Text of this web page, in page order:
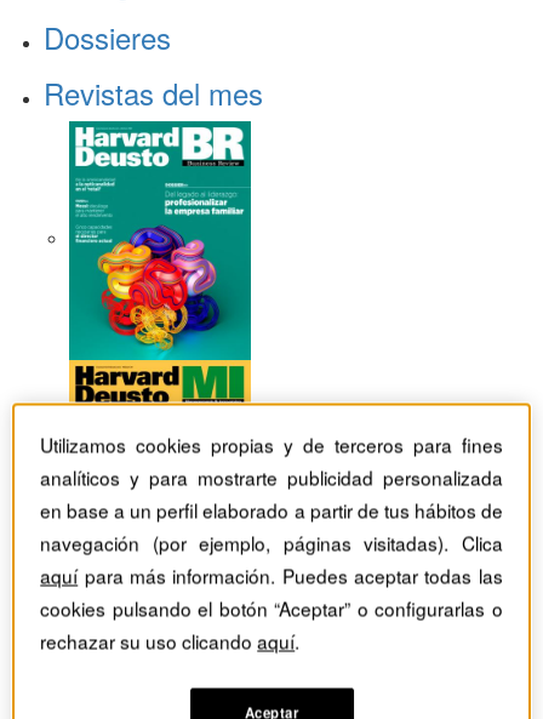
Dossieres
Revistas del mes
Revistas Harvard Deusto
Estrategia
Utilizamos cookies propias y de terceros para fines
analíticos y para mostrarte publicidad personalizada
en base a un perfil elaborado a partir de tus hábitos de
navegación (por ejemplo, páginas visitadas). Clica
aquípara más información. Puedes aceptar todas las
cookies pulsando el botón “Aceptar” o configurarlas o
rechazar su uso clicandoaquí.
Aceptar